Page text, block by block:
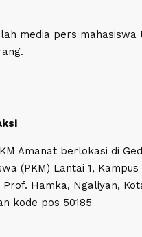
media pers mahasiswa
Amanat berlokasi di
(PKM) Lantai 1,
Hamka, Ngaliyan,
kode pos 50185